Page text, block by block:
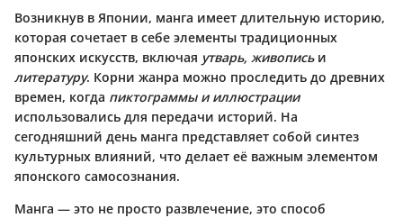
Возникнув в Японии, манга имеет длительную историю,
которая сочетает в себе элементы традиционных
японских искусств, включая утварь, живописьи
литературу. Корни жанра можно проследить до древних
времен, когда пиктограммы и иллюстрации
использовались для передачи историй. На
сегодняшний день манга представляет собой синтез
культурных влияний, что делает её важным элементом
японского самосознания.
Манга — это не просто развлечение, это способ